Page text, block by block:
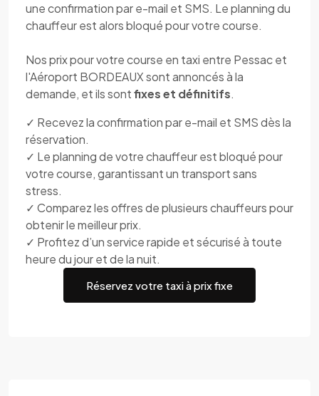
une confirmation par e-mail et SMS. Le planning du
chauffeur est alors bloqué pour votre course.
Nos prix pour votre course en taxi entre Pessac et
l'Aéroport BORDEAUX sont annoncés à la
demande, et ils sontfixes et définitifs.
✓ Recevez la confirmation par e-mail et SMS dès la
réservation.
✓ Le planning de votre chauffeur est bloqué pour
votre course, garantissant un transport sans
stress.
✓ Comparez les offres de plusieurs chauffeurs pour
obtenir le meilleur prix.
✓ Profitez d’un service rapide et sécurisé à toute
heure du jour et de la nuit.
Réservez votre taxi à prix fixe